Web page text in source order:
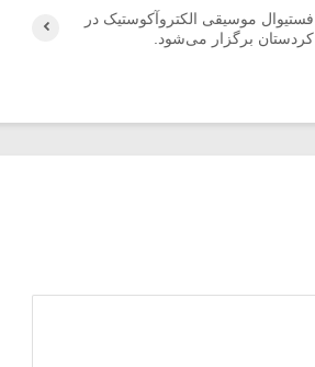
فستیوال موسیقی الکتروآکوستیک در
کردستان برگزار می‌شود.